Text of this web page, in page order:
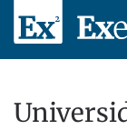
Skip to main